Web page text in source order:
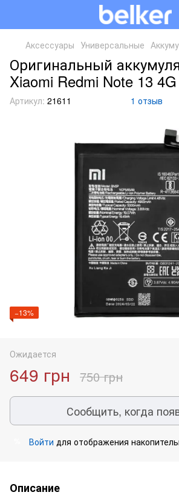
Аксессуары Универсальные
Оригинальный
Xiaomi Redmi Note 13
Артикул: 21611 1 отзыв
−13%
Ожидается
649 грн 750 грн
Сообщить, когда
Войти для отображения
Описание